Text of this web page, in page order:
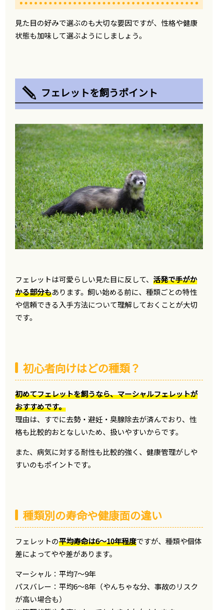
見た目の好みで選ぶのも大切な要因ですが、性格や健康
状態も加味して選ぶようにしましょう。
フェレットを飼うポイント
フェレットは可愛らしい見た目に反して、活発で手がか
かる部分もあります。飼い始める前に、種類ごとの特性
や信頼できる入手方法について理解しておくことが大切
です。
初心者向けはどの種類？
初めてフェレットを飼うなら、マーシャルフェレットが
おすすめです。
理由は、すでに去勢・避妊・臭腺除去が済んでおり、性
格も比較的おとなしいため、扱いやすいからです。
また、病気に対する耐性も比較的強く、健康管理がしや
すいのもポイントです。
種類別の寿命や健康面の違い
フェレットの平均寿命は6〜10年程度ですが、種類や個体
差によってやや差があります。
マーシャル：平均7～9年
パスバレー：平均6～8年（やんちゃな分、事故のリスク
が高い場合も）